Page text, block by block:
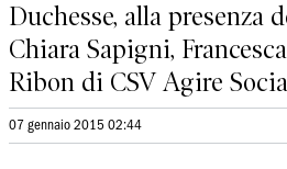
Duchesse, alla presenza
Chiara Sapigni,
Ribon di CSV Agire
07 gennaio 2015 02:44